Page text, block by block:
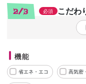
2/3 必須 こだわ
機能
省エネ・エコ 高気密